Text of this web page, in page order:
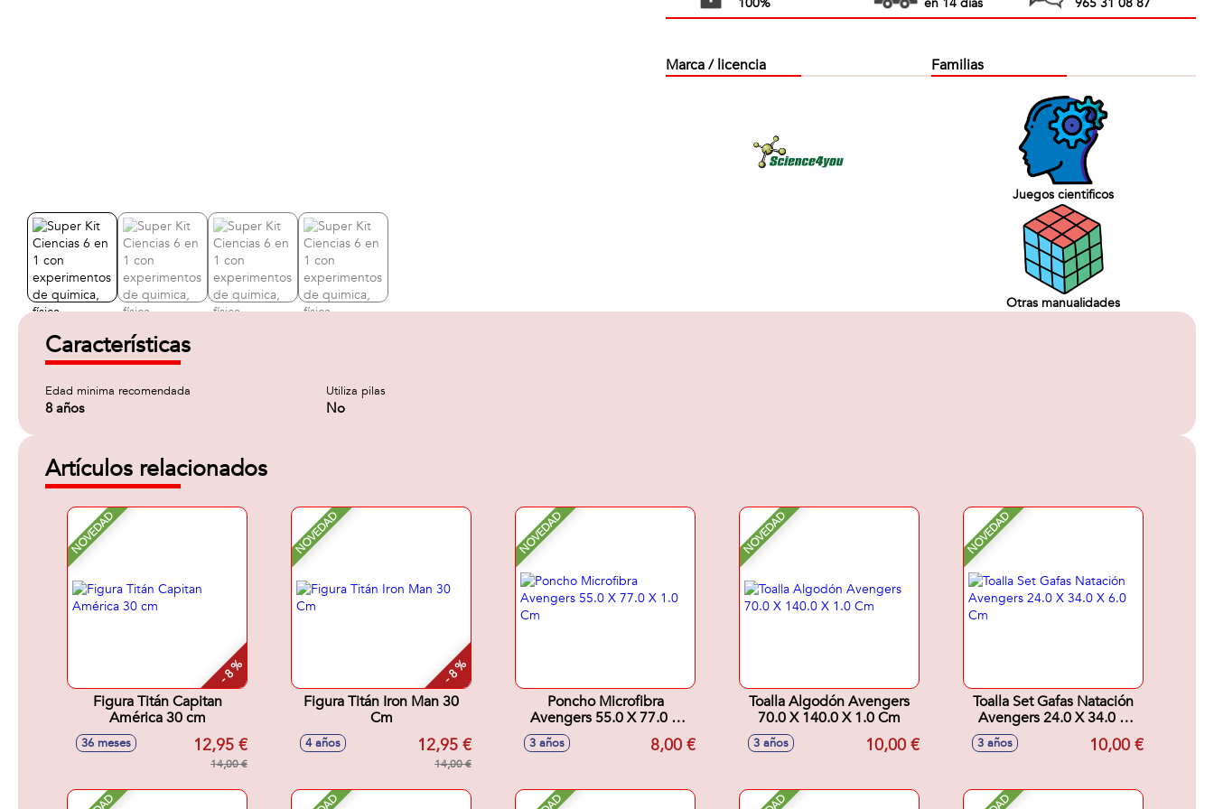
Marca / licencia Familias
Juegos cientificos
Otras manualidades
Características
Edad minima recomendada
8 años
Utiliza pilas
No
Artículos relacionados
NOVEDAD
- 8 %
Figura Titán Capitan
América 30 cm
36 meses 12,95 €
14,00 €
NOVEDAD
- 8 %
Figura Titán Iron Man 30
Cm
4 años 12,95 €
14,00 €
NOVEDAD
Poncho Microfibra
Avengers 55.0 X 77.0 X
3 años 8,00 €
NOVEDAD
Toalla Algodón Avengers
70.0 X 140.0 X 1.0 Cm
3 años 10,00 €
NOVEDAD
Toalla Set Gafas Natación
Avengers 24.0 X 34.0 X
3 años 10,00 €